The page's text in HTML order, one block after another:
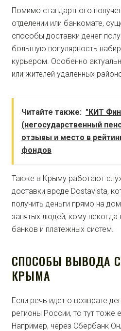
Помимо стандартного
отделении или банкомате,
способы доставки денег
большую популярность
курьером. Особенно
или жителей удаленных
Читайте также: "КИТ
(негосударственный
отзывы и место в
фондов
Также в Крыму работают
доставки вроде Dostavista,
получить деньги прямо на
занятых людей, кому некогда
банков и платежных систем.
СПОСОБЫ ВЫВОДА
КРЫМА
Если речь идет о возврате
регионы России, то тут тоже
Например, через Сбербанк